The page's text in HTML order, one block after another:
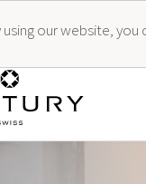
our website,